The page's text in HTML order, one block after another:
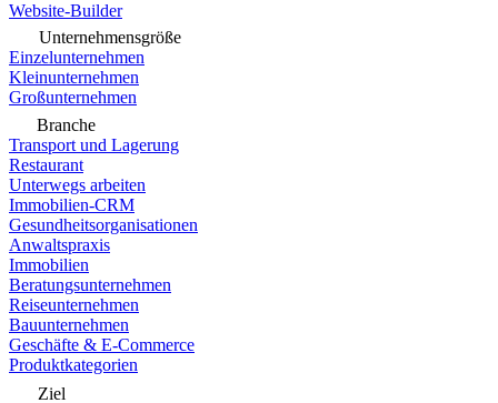
Website-Builder
Unternehmensgröße
Einzelunternehmen
Kleinunternehmen
Großunternehmen
Branche
Transport und Lagerung
Restaurant
Unterwegs arbeiten
Immobilien-CRM
Gesundheitsorganisationen
Anwaltspraxis
Immobilien
Beratungsunternehmen
Reiseunternehmen
Bauunternehmen
Geschäfte & E-Commerce
Produktkategorien
Ziel